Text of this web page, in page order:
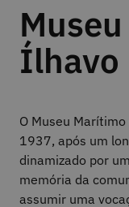
Ílhavo
O Museu
1937, após um
dinamizado por
memória da
assumir uma